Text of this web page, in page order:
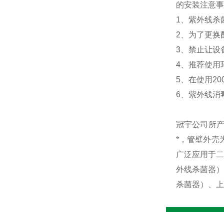
的安装注意
1、紫外线杀
2、为了更换
3、禁止让设
4、推荐使用
5、在使用
6、紫外线消
冠宇公司所
*，管壁外壳
广泛应用于
外线杀菌器
杀菌器）、